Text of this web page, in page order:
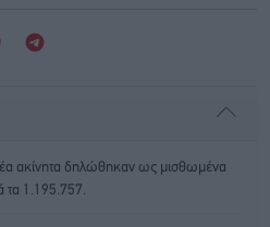
ακίνητα δηλώθηκαν ως μισθωμένα
τα 1.195.757.